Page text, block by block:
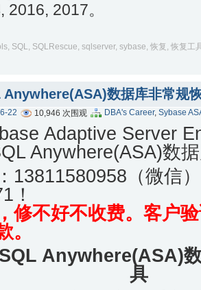
2016, 2017。
, SQL, SQLRescue, sqlserver, sybase, 恢复 , 恢复工
数据库非常规
22 10,946 次围观 DBA's Career, Sybase
Adaptive Server
Anywhere(ASA)数
13811580958（微信
！
修不好不收费。客户
。
Anywhere(ASA)
具